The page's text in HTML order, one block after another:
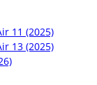
11 (2025)
13 (2025)